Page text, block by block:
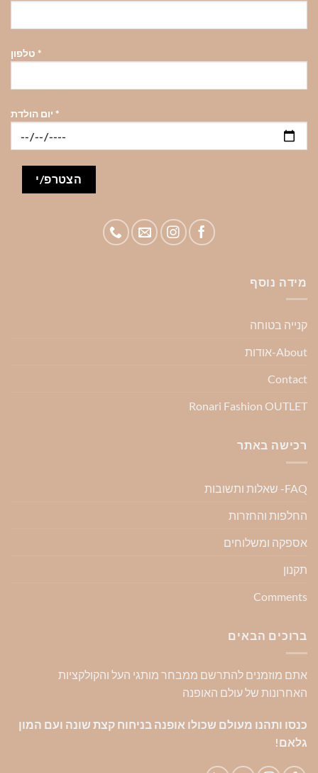
*
*
מידה נוסף
קנייה בטוחה
About-אודות
Contact
Ronari Fashion OUTLET
רכישה באתר
FAQ- שאלות ותשובות
החלפות והחזרות
אספקה ומשלוחים
תקנון
Comments
ברוכים הבאים
אתם מוזמנים להתרשם ממבחר מותגי העל והקולקציות
האחרונות של עולם האופנה
כנסו ותהנו מעולם שכולו אופנה בניחוח קצת שונה ועם המון
גלאם!